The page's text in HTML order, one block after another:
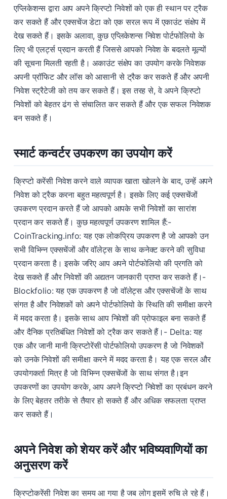
एप्लिकेशन्स द्वारा आप अपने क्रिप्टो निवेशों को एक ही स्थान पर ट्रैक
कर सकते हैं और एक्सचेंज डेटा को एक सरल रूप में एकाउंट संक्षेप में
देख सकते हैं। इसके अलावा, कुछ एप्लिकेशन्स निवेश पोर्टफोलियो के
लिए भी एलर्ट्स प्रदान करती हैं जिससे आपको निवेश के बदलते मूल्यों
की सूचना मिलती रहती है। अकाउंट संक्षेप का उपयोग करके निवेशक
अपनी प्रॉफिट और लॉस को आसानी से ट्रैक कर सकते हैं और अपनी
निवेश स्ट्रैटेजी को तय कर सकते हैं। इस तरह से, वे अपने क्रिप्टो
निवेशों को बेहतर ढंग से संचालित कर सकते हैं और एक सफल निवेशक
बन सकते हैं।
स्मार्ट कन्वर्टर उपकरण का उपयोग करें
क्रिप्टो करेंसी निवेश करने वाले व्यापक खाता खोलने के बाद, उन्हें अपने
निवेश को ट्रैक करना बहुत महत्वपूर्ण है। इसके लिए कई एक्सचेंजों
उपकरण प्रदान करते हैं जो आपको आपके सभी निवेशों का सारांश
प्रदान कर सकते हैं। कुछ महत्वपूर्ण उपकरण शामिल हैं:-
CoinTracking.info: यह एक लोकप्रिय उपकरण है जो आपको उन
सभी विभिन्न एक्सचेंजों और वॉलेट्स के साथ कनेक्ट करने की सुविधा
प्रदान करता है। इसके जरिए आप अपने पोर्टफोलियो की प्रगति को
देख सकते हैं और निवेशों की अद्यतन जानकारी प्राप्त कर सकते हैं।-
Blockfolio: यह एक उपकरण है जो वॉलेट्स और एक्सचेंजों के साथ
संगत है और निवेशकों को अपने पोर्टफोलियो के स्थिति की समीक्षा करने
में मदद करता है। इसके साथ आप निवेशों की प्रोफाइल बना सकते हैं
और दैनिक प्रतिबंधित निवेशों को ट्रैक कर सकते हैं।- Delta: यह
एक और जानी मानी क्रिप्टोरेंसी पोर्टफोलियो उपकरण है जो निवेशकों
को उनके निवेशों की समीक्षा करने में मदद करता है। यह एक सरल और
उपयोगकर्ता मित्र है जो विभिन्न एक्सचेंजों के साथ संगत है।इन
उपकरणों का उपयोग करके, आप अपने क्रिप्टो निवेशों का प्रबंधन करने
के लिए बेहतर तरीके से तैयार हो सकते हैं और अधिक सफलता प्राप्त
कर सकते हैं।
अपने निवेश को शेयर करें और भविष्यवाणियों का
अनुसरण करें
क्रिप्टोकरेंसी निवेश का समय आ गया है जब लोग इसमें रुचि ले रहे हैं।